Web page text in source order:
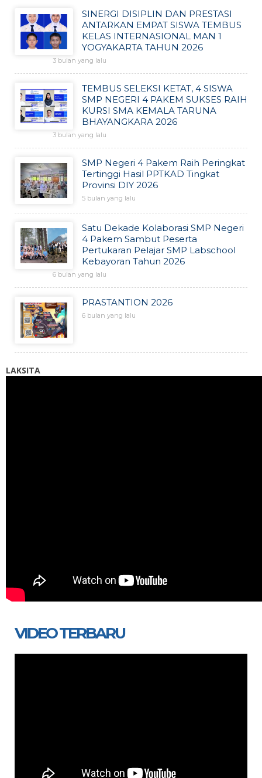
SINERGI DISIPLIN DAN PRESTASI
ANTARKAN EMPAT SISWA TEMBUS
KELAS INTERNASIONAL MAN 1
YOGYAKARTA TAHUN 2026
3 bulan yang lalu
TEMBUS SELEKSI KETAT, 4 SISWA
SMP NEGERI 4 PAKEM SUKSES RAIH
KURSI SMA KEMALA TARUNA
BHAYANGKARA 2026
3 bulan yang lalu
SMP Negeri 4 Pakem Raih Peringkat
Tertinggi Hasil PPTKAD Tingkat
Provinsi DIY 2026
5 bulan yang lalu
Satu Dekade Kolaborasi SMP Negeri
4 Pakem Sambut Peserta
Pertukaran Pelajar SMP Labschool
Kebayoran Tahun 2026
6 bulan yang lalu
PRASTANTION 2026
6 bulan yang lalu
LAKSITA
VIDEO TERBARU